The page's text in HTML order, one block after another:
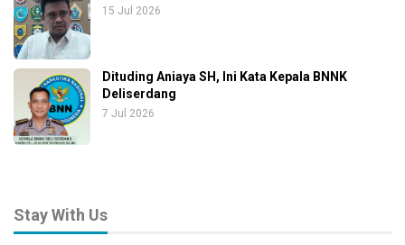
15 Jul 2026
Dituding Aniaya SH, Ini Kata Kepala BNNK
Deliserdang
7 Jul 2026
Stay With Us